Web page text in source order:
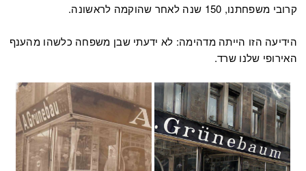
קרובי משפחתנו, 150 שנה לאחר שהוקמה לראשונה.
הידיעה הזו הייתה מדהימה: לא ידעתי שבן משפחה כלשהו מהענף
האירופי שלנו שרד.